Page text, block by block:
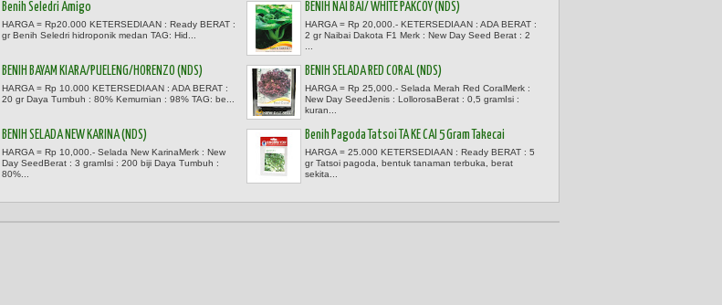
Benih Seledri Amigo
HARGA = Rp20.000 KETERSEDIAAN : Ready BERAT :
gr Benih Seledri hidroponik medan TAG: Hid...
BENIH NAI BAI/ WHITE PAKCOY (NDS)
HARGA = Rp 20,000.- KETERSEDIAAN : ADA BERAT :
2 gr Naibai Dakota F1 Merk : New Day Seed Berat : 2
BENIH BAYAM KIARA/PUELENG/HORENZO (NDS)
HARGA = Rp 10.000 KETERSEDIAAN : ADA BERAT :
20 gr Daya Tumbuh : 80% Kemurnian : 98% TAG: be...
BENIH SELADA RED CORAL (NDS)
HARGA = Rp 25,000.- Selada Merah Red CoralMerk :
New Day SeedJenis : LollorosaBerat : 0,5 gramIsi :
kuran...
BENIH SELADA NEW KARINA (NDS)
HARGA = Rp 10,000.- Selada New KarinaMerk : New
Day SeedBerat : 3 gramIsi : 200 biji Daya Tumbuh :
80%...
Benih Pagoda Tatsoi TA KE CAI 5 Gram Takecai
HARGA = 25.000 KETERSEDIAAN : Ready BERAT : 5
gr Tatsoi pagoda, bentuk tanaman terbuka, berat
sekita...